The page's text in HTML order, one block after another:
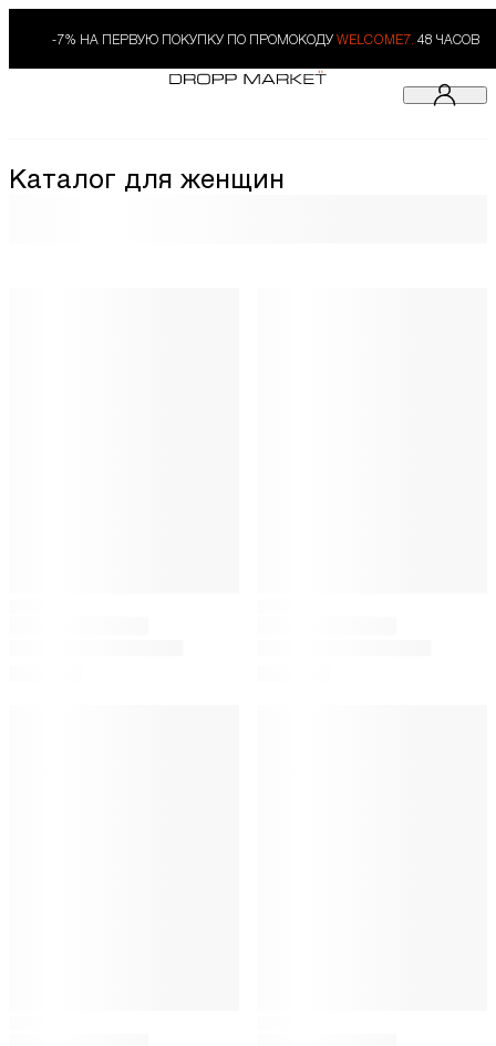
-7% НА ПЕРВУЮ ПОКУПКУ ПО ПРОМОКОДУ WELCOME7. 48 ЧАСОВ
Каталог для женщин